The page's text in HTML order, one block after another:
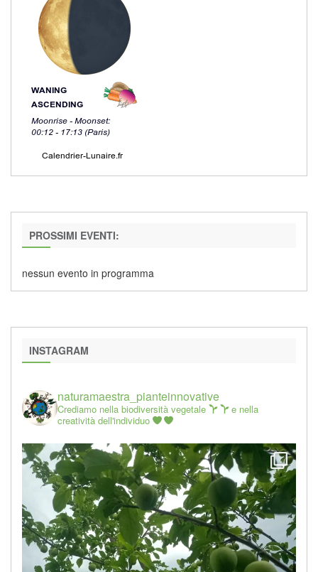
PROSSIMI EVENTI:
nessun evento in programma
INSTAGRAM
naturamaestra_pianteinnovative
Crediamo nella biodiversità vegetale
e nella
creatività dell'individuo